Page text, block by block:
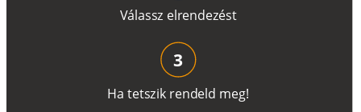
Válassz elrendezést
Ha tetszik rendeld meg!
3